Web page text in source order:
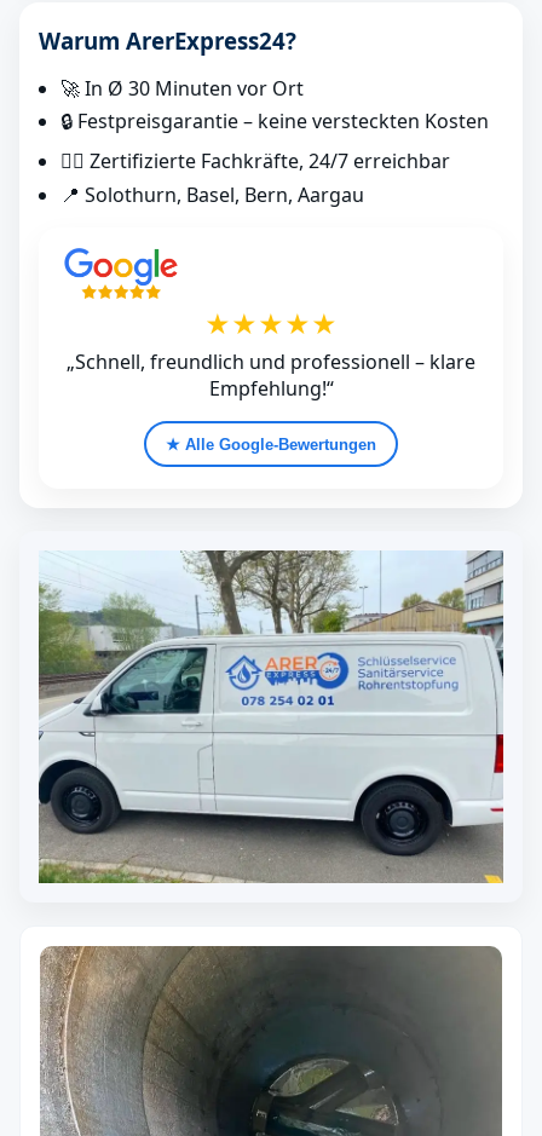
Warum ArerExpress24?
🚀 In Ø 30 Minuten vor Ort
🔒 Festpreisgarantie – keine versteckten Kosten
👷‍♂️ Zertifizierte Fachkräfte, 24/7 erreichbar
📍 Solothurn, Basel, Bern, Aargau
★★★★★
„Schnell, freundlich und professionell – klare
Empfehlung!“
★ Alle Google‑Bewertungen